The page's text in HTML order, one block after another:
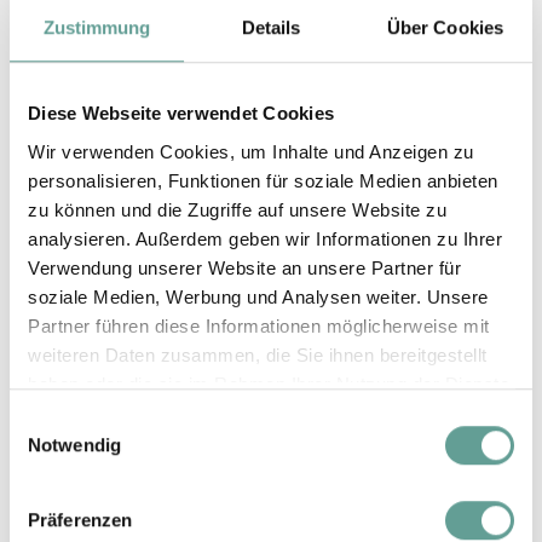
Zustimmung Details Über Cookies
Diese Webseite verwendet Cookies
Wir verwenden Cookies, um Inhalte und Anzeigen zu
personalisieren, Funktionen für soziale Medien anbieten
zu können und die Zugriffe auf unsere Website zu
analysieren. Außerdem geben wir Informationen zu Ihrer
Verwendung unserer Website an unsere Partner für
soziale Medien, Werbung und Analysen weiter. Unsere
Partner führen diese Informationen möglicherweise mit
weiteren Daten zusammen, die Sie ihnen bereitgestellt
haben oder die sie im Rahmen Ihrer Nutzung der Dienste
Notwendig
Präferenzen
Saison D
06.02. - 19.02.27
1 - 6 Nächte
ab € 365,-
ab € 340,-
EZ-Zuschlag
€ 195,-
Silvester
26.12.26 - 01.01.27
1 - 6 Nächte
ab € 425,-
ab 7 Nächte
ab € 400,-